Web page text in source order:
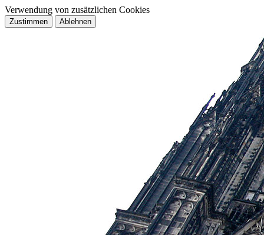
Verwendung von zusätzlichen Cookies
Zustimmen Ablehnen